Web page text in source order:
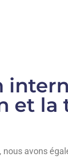
et la
avons